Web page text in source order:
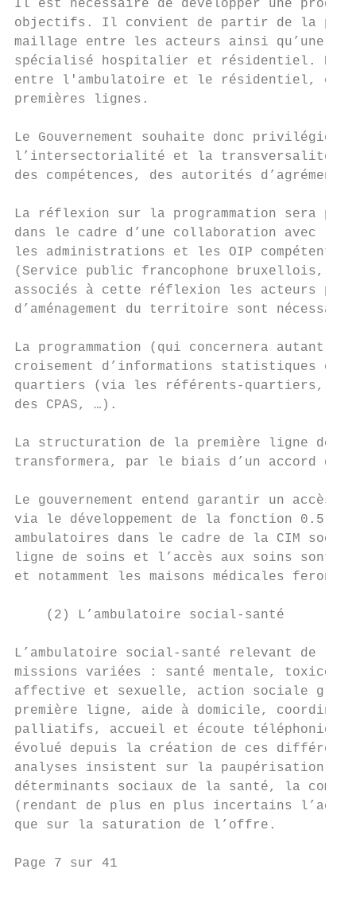
Il est nécessaire de développer une
objectifs. Il convient de partir de la
maillage entre les acteurs ainsi qu’une
spécialisé hospitalier et résidentiel.
entre l'ambulatoire et le résidentiel,
premières lignes.
Le Gouvernement souhaite donc
l’intersectorialité et la transversalité :
des compétences, des autorités
La réflexion sur la programmation sera
dans le cadre d’une collaboration avec le
les administrations et les OIP
(Service public francophone bruxellois,
associés à cette réflexion les acteurs
d’aménagement du territoire sont
La programmation (qui concernera autant la
croisement d’informations statistiques et
quartiers (via les référents-quartiers, les
des CPAS, …).
La structuration de la première ligne de
transformera, par le biais d’un accord de
Le gouvernement entend garantir un accès
via le développement de la fonction 0.5
ambulatoires dans le cadre de la CIM
ligne de soins et l’accès aux soins sont
et notamment les maisons médicales
    (2) L’ambulatoire social-santé
L’ambulatoire social-santé relevant de la
missions variées : santé mentale,
affective et sexuelle, action sociale
première ligne, aide à domicile,
palliatifs, accueil et écoute
évolué depuis la création de ces
analyses insistent sur la paupérisation
déterminants sociaux de la santé, la
(rendant de plus en plus incertains
que sur la saturation de l’offre.
Page 7 sur 41